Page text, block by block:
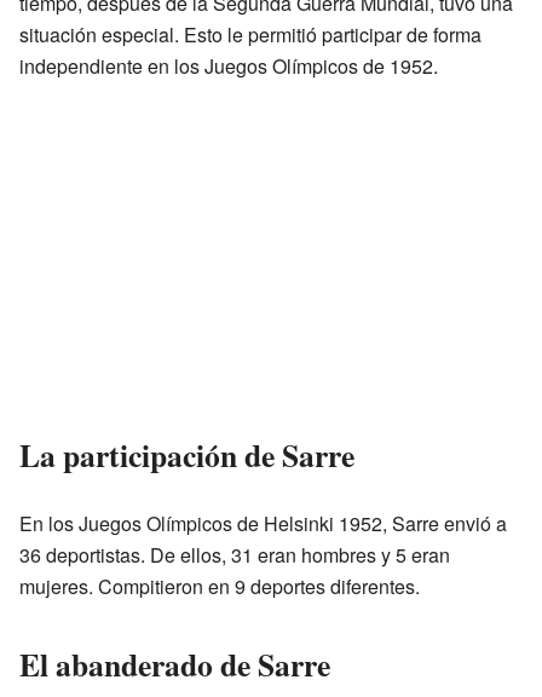
situación especial. Esto le permitió participar de forma
independiente en los Juegos Olímpicos de 1952.
La participación de Sarre
En los Juegos Olímpicos de Helsinki 1952, Sarre envió a
36 deportistas. De ellos, 31 eran hombres y 5 eran
mujeres. Compitieron en 9 deportes diferentes.
El abanderado de Sarre